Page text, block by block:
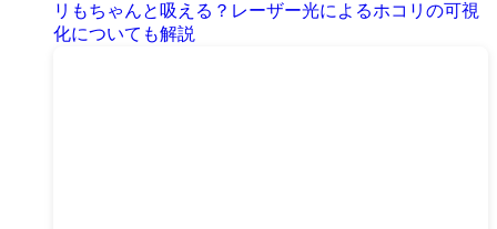
リもちゃんと吸える？レーザー光によるホコリの可視
化についても解説